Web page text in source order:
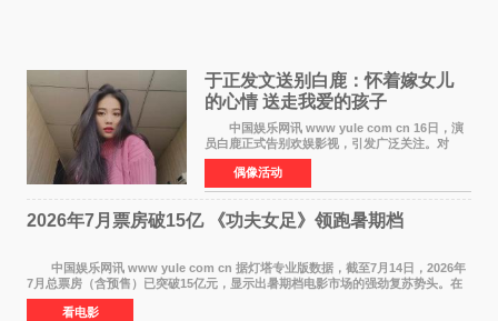
于正发文送别白鹿：怀着嫁女儿
的心情 送走我爱的孩子
中国娱乐网讯 www yule com cn 16日，演
员白鹿正式告别欢娱影视，引发广泛关注。对
此，欢娱影视创始人于正在社交平台发文回应，
字里行间流露不舍与祝福。 于正透露，以前
每次有演员到期不
偶像活动
2026年7月票房破15亿 《功夫女足》领跑暑期档
中国娱乐网讯 www yule com cn 据灯塔专业版数据，截至7月14日，2026年
7月总票房（含预售）已突破15亿元，显示出暑期档电影市场的强劲复苏势头。在
众多上映影片中，《功夫女足》《小黄人与大
看电影